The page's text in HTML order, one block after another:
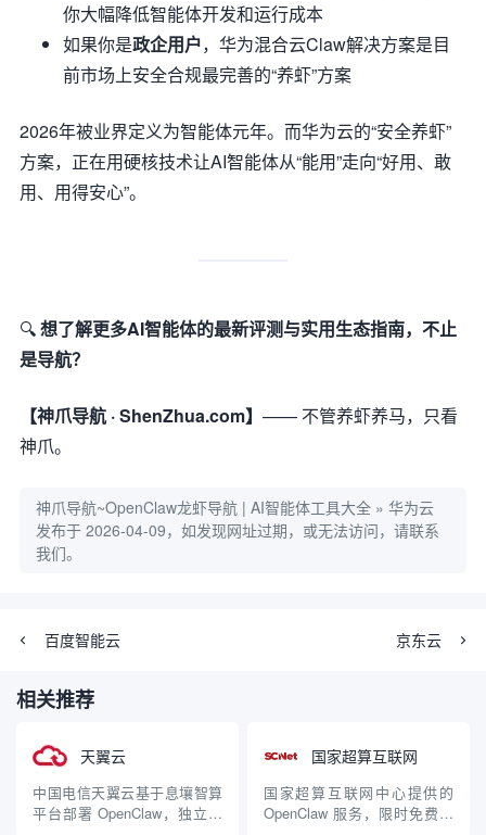
你大幅降低智能体开发和运行成本
如果你是政企用户，华为混合云Claw解决方案是目
前市场上安全合规最完善的“养虾”方案
2026年被业界定义为智能体元年。而华为云的“安全养虾”
方案，正在用硬核技术让AI智能体从“能用”走向“好用、敢
用、用得安心”。
🔍想了解更多AI智能体的最新评测与实用生态指南，不止
是导航？
【神爪导航 · ShenZhua.com】 —— 不管养虾养马，只看
神爪。
神爪导航~OpenClaw龙虾导航 | AI智能体工具大全 » 华为云
发布于 2026-04-09，如发现网址过期，或无法访问，请联系
我们。
百度智能云 京东云
相关推荐
天翼云
中国电信天翼云基于息壤智算
平台部署 OpenClaw，独立隔
国家超算互联网
国家超算互联网中心提供的
OpenClaw 服务，限时免费领